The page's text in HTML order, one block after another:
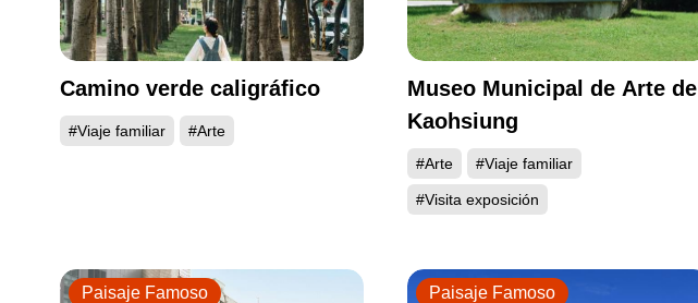
Camino verde caligráfico
#Viaje familiar #Arte
Museo Municipal de Arte de
Kaohsiung
#Arte #Viaje familiar
#Visita exposición
Paisaje Famoso Paisaje Famoso